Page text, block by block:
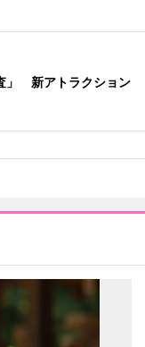
」 新アトラクション